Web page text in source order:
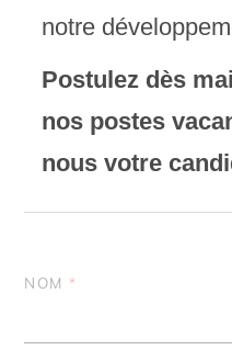
notre
Postulez dès
nos postes
nous votre
NOM *